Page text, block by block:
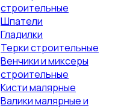
строительные
Шпатели
Гладилки
Терки строительные
Венчики и миксеры
строительные
Кисти малярные
Валики малярные и